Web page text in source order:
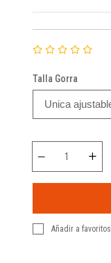
Talla Gorra
Añadir a favoritos